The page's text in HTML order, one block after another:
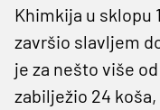
Khimkija u sklopu
završio slavljem
je za nešto više
zabilježio 24